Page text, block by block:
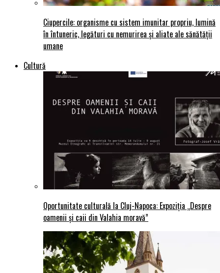
Ciupercile: organisme cu sistem imunitar propriu, lumină
în întuneric, legături cu nemurirea și aliate ale sănătății
umane
Cultură
Oportunitate culturală la Cluj-Napoca: Expoziția „Despre
oamenii și caii din Valahia moravă”